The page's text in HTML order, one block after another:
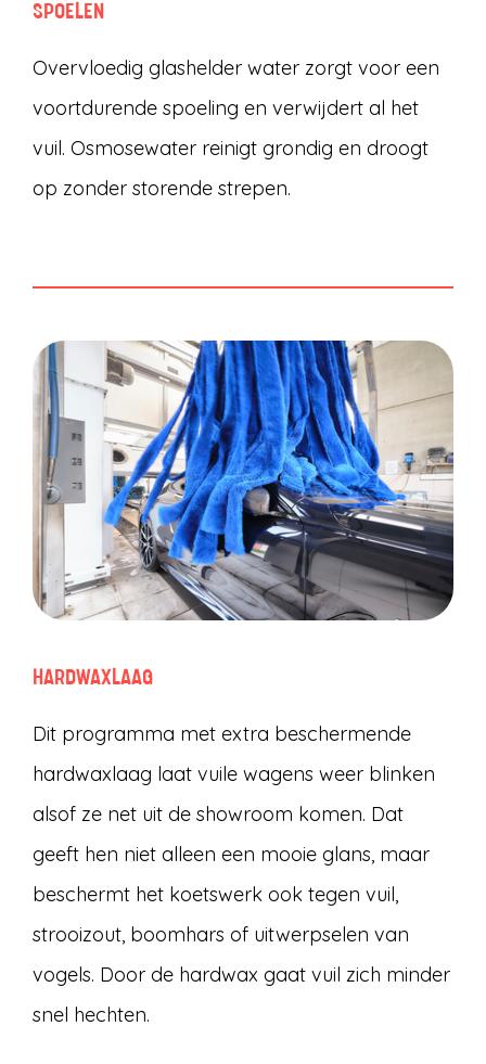
SPOELEN
Overvloedig glashelder water zorgt voor een
voortdurende spoeling en verwijdert al het
vuil. Osmosewater reinigt grondig en droogt
op zonder storende strepen.
HARDWAXLAAG
Dit programma met extra beschermende
hardwaxlaag laat vuile wagens weer blinken
alsof ze net uit de showroom komen. Dat
geeft hen niet alleen een mooie glans, maar
beschermt het koetswerk ook tegen vuil,
strooizout, boomhars of uitwerpselen van
vogels. Door de hardwax gaat vuil zich minder
snel hechten.